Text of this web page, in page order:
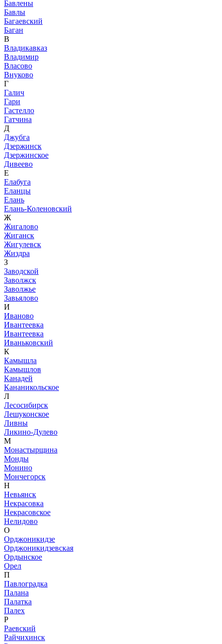
Бавлены
Бавлы
Багаевский
Баган
В
Владикавказ
Владимир
Власово
Внуково
Г
Галич
Гари
Гастелло
Гатчина
Д
Джубга
Дзержинск
Дзержинское
Дивеево
Е
Елабуга
Еланцы
Елань
Елань-Коленовский
Ж
Жигалово
Жиганск
Жигулевск
Жиздра
З
Заводской
Заволжск
Заволжье
Завьялово
И
Иваново
Ивантеевка
Ивантеевка
Иваньковский
К
Камышла
Камышлов
Канадей
Кананикольское
Л
Лесосибирск
Лешуконское
Ливны
Ликино-Дулево
М
Монастырщина
Монды
Монино
Мончегорск
Н
Невьянск
Некрасовка
Некрасовское
Нелидово
О
Орджоникидзе
Орджоникидзевская
Ордынское
Орел
П
Павлоградка
Палана
Палатка
Палех
Р
Раевский
Райчихинск